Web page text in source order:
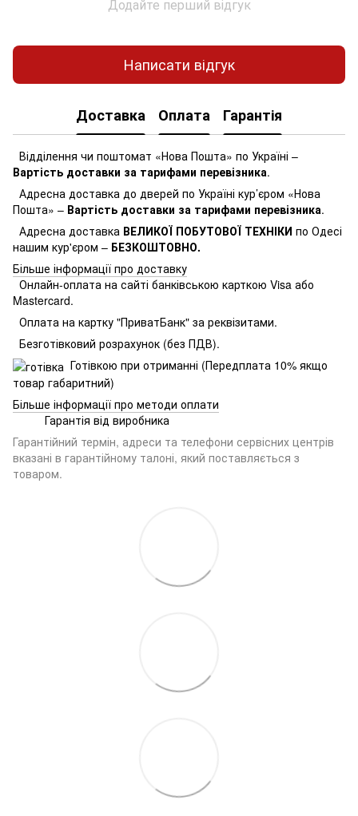
Додайте перший відгук
Написати відгук
Доставка Оплата Гарантія
Відділення чи поштомат «Нова Пошта» по Україні –
Вартість доставки за тарифами перевізника.
Адресна доставка до дверей по Україні кур’єром «Нова
Пошта» – Вартість доставки за тарифами перевізника.
Адресна доставка ВЕЛИКОЇ ПОБУТОВОЇ ТЕХНІКИ по Одесі
нашим кур'єром – БЕЗКОШТОВНО.
Більше інформації про доставку
Онлайн-оплата на сайті банківською карткою Visa або
Mastercard.
Оплата на картку "ПриватБанк" за реквізитами.
Безготівковий розрахунок (без ПДВ).
Готівкою при отриманні (Передплата 10% якщо
товар габаритний)
Більше інформації про методи оплати
Гарантія від виробника
Гарантійний термін, адреси та телефони сервісних центрів
вказані в гарантійному талоні, який поставляється з
товаром.